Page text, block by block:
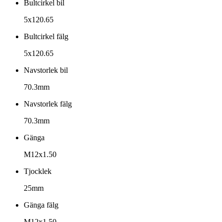
Bultcirkel bil
5x120.65
Bultcirkel fälg
5x120.65
Navstorlek bil
70.3mm
Navstorlek fälg
70.3mm
Gänga
M12x1.50
Tjocklek
25mm
Gänga fälg